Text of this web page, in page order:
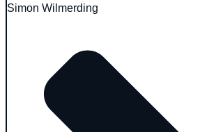
Simon Wilmerding